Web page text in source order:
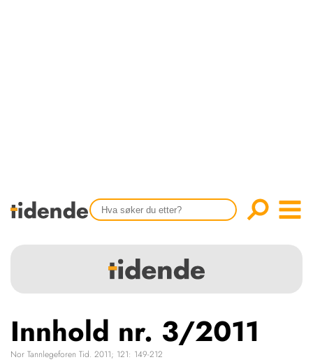
Tidligere utgaver
NETTBUTIKK
HENVISNINGER
KONTAKT
Innhold nr. 3/2011
Nor Tannlegeforen Tid. 2011; 121: 149-212